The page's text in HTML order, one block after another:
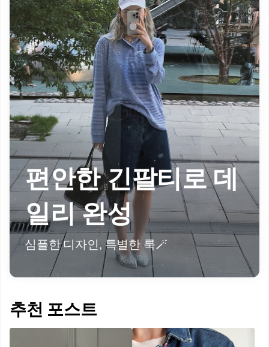
편안한 긴팔티로 데
일리 완성
심플한 디자인, 특별한 룩🪄
추천 포스트